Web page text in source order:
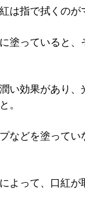
は指で拭くのが
塗っていると、
い効果があり、
。
などを塗ってい
よって、口紅が